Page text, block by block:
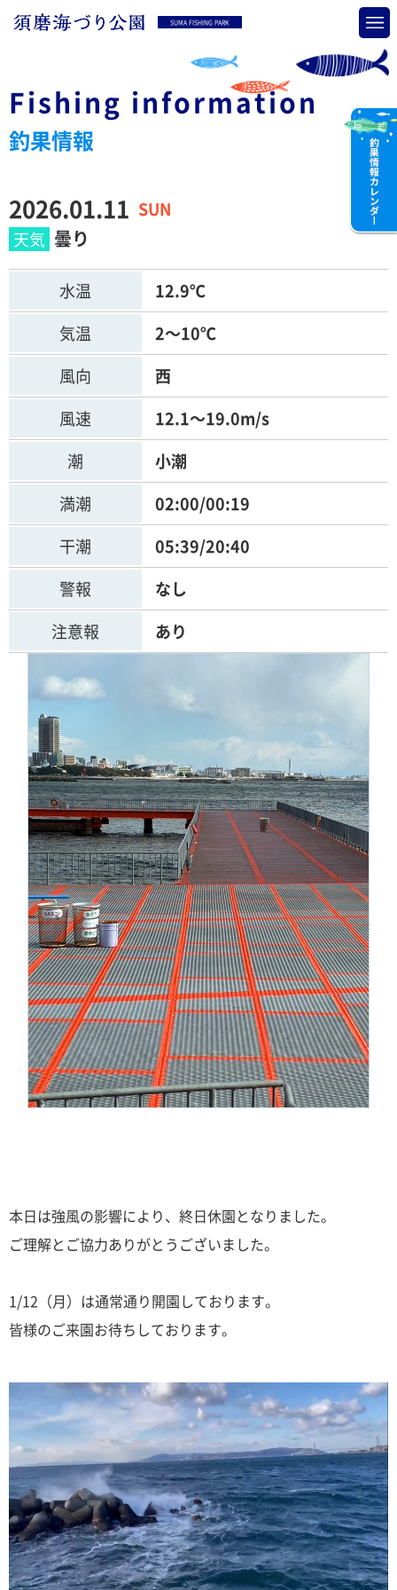
SUMA FISHING PARK
Fishing information
釣果情報
2026.01.11 SUN
曇り
水温
12.9℃
気温
2～10℃
風向
西
風速
12.1～19.0m/s
潮
小潮
満潮
02:00/00:19
干潮
05:39/20:40
警報
なし
注意報
あり
本日は強風の影響により、終日休園となりました。
ご理解とご協力ありがとうございました。
1/12（月）は通常通り開園しております。
皆様のご来園お待ちしております。